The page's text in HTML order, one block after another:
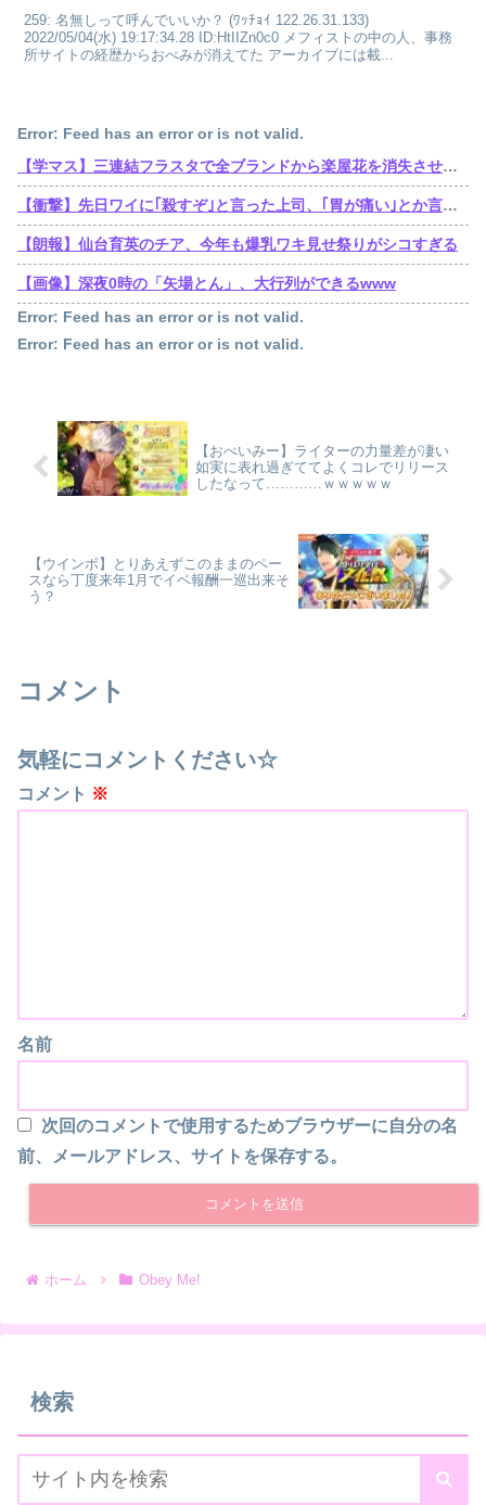
259: 名無しって呼んでいいか？ (ﾜｯﾁｮｲ 122.26.31.133)
2022/05/04(水) 19:17:34.28 ID:HtIIZn0c0 メフィストの中の人、事務
所サイトの経歴からおべみが消えてた アーカイブには載...
Error: Feed has an error or is not valid.
【学マス】三連結フラスタで全ブランドから楽屋花を消失させた訴訟おじさん遂に口を開くも他人事
【衝撃】先日ワイに｢殺すぞ｣と言った上司、｢胃が痛い｣とか言い出すｗｗｗｗｗ
【朗報】仙台育英のチア、今年も爆乳ワキ見せ祭りがシコすぎる
【画像】深夜0時の「矢場とん」、大行列ができるwww
Error: Feed has an error or is not valid.
Error: Feed has an error or is not valid.
【おべいみー】ライターの力量差が凄い
如実に表れ過ぎててよくコレでリリース
したなって…………ｗｗｗｗｗ
【ウインボ】とりあえずこのままのペー
スなら丁度来年1月でイベ報酬一巡出来そ
う？
コメント
気軽にコメントください☆
コメント ※
名前
次回のコメントで使用するためブラウザーに自分の名
前、メールアドレス、サイトを保存する。
ホーム Obey Me!
検索